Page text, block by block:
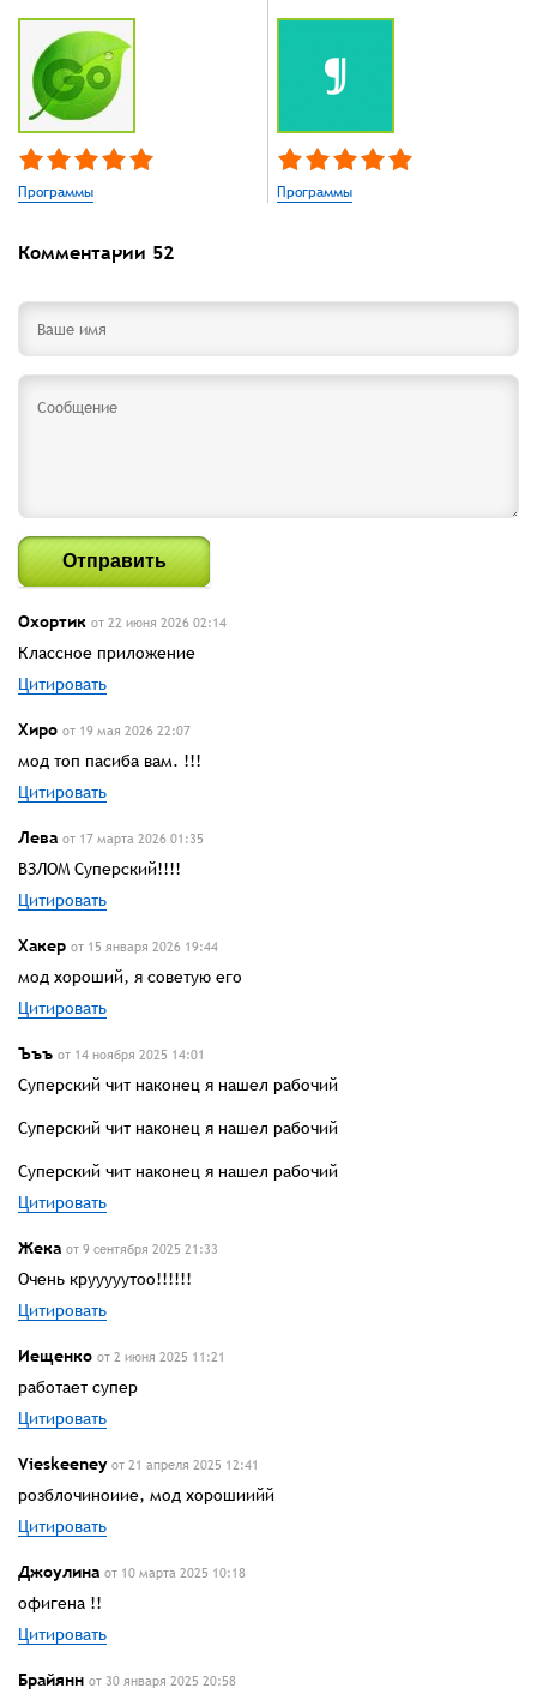
Программы Программы
Комментарии 52
Отправить
Охортик от 22 июня 2026 02:14
Классное приложение
Цитировать
Хиро от 19 мая 2026 22:07
мод топ пасиба вам. !!!
Цитировать
Лева от 17 марта 2026 01:35
ВЗЛОМ Суперский!!!!
Цитировать
Хакер от 15 января 2026 19:44
мод хороший, я советую его
Цитировать
Ъъъ от 14 ноября 2025 14:01
Суперский чит наконец я нашел рабочий
Суперский чит наконец я нашел рабочий
Суперский чит наконец я нашел рабочий
Цитировать
Жека от 9 сентября 2025 21:33
Очень крууууутоо!!!!!!
Цитировать
Иещенко от 2 июня 2025 11:21
работает супер
Цитировать
Vieskeeney от 21 апреля 2025 12:41
розблочиноиие, мод хорошиийй
Цитировать
Джоулина от 10 марта 2025 10:18
офигена !!
Цитировать
Брайянн от 30 января 2025 20:58